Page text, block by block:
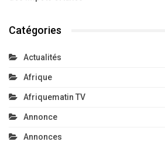
Catégories
Actualités
Afrique
Afriquematin TV
Annonce
Annonces